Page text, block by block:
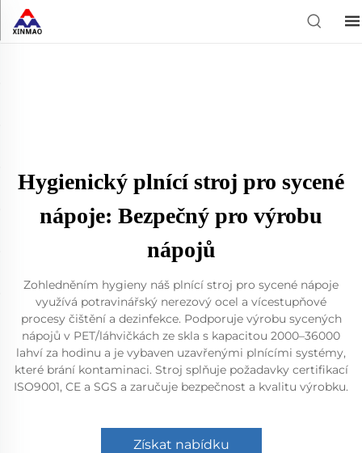
Hygienický plnící stroj pro sycené
nápoje: Bezpečný pro výrobu
nápojů
Zohledněním hygieny náš plnící stroj pro sycené nápoje
využívá potravinářský nerezový ocel a vícestupňové
procesy čištění a dezinfekce. Podporuje výrobu sycených
nápojů v PET/láhvičkách ze skla s kapacitou 2000–36000
lahví za hodinu a je vybaven uzavřenými plnícími systémy,
které brání kontaminaci. Stroj splňuje požadavky certifikací
ISO9001, CE a SGS a zaručuje bezpečnost a kvalitu výrobku.
Získat nabídku